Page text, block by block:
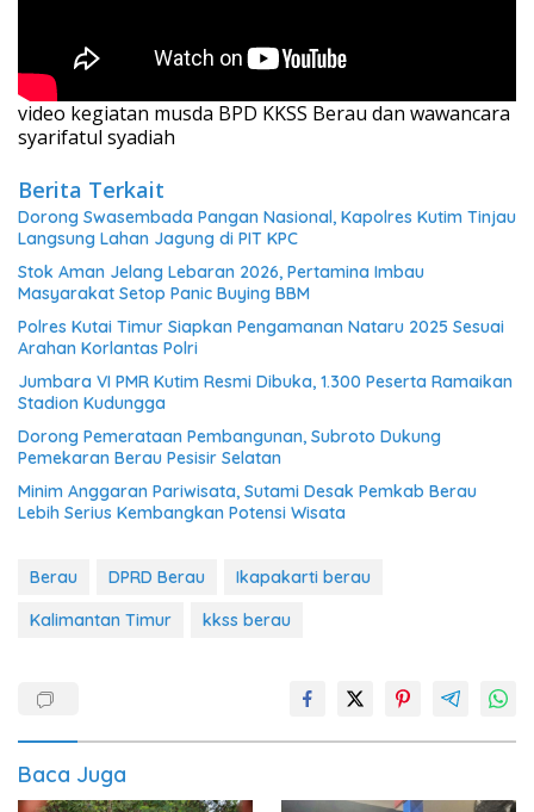
video kegiatan musda BPD KKSS Berau dan wawancara
syarifatul syadiah
Berita Terkait
Dorong Swasembada Pangan Nasional, Kapolres Kutim Tinjau
Langsung Lahan Jagung di PIT KPC
Stok Aman Jelang Lebaran 2026, Pertamina Imbau
Masyarakat Setop Panic Buying BBM
Polres Kutai Timur Siapkan Pengamanan Nataru 2025 Sesuai
Arahan Korlantas Polri
Jumbara VI PMR Kutim Resmi Dibuka, 1.300 Peserta Ramaikan
Stadion Kudungga
Dorong Pemerataan Pembangunan, Subroto Dukung
Pemekaran Berau Pesisir Selatan
Minim Anggaran Pariwisata, Sutami Desak Pemkab Berau
Lebih Serius Kembangkan Potensi Wisata
Berau DPRD Berau
Ikapakarti berau
Kalimantan Timur
kkss berau
Baca Juga